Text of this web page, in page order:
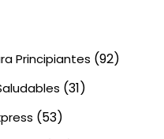
Principiantes (92)
(31)
(53)